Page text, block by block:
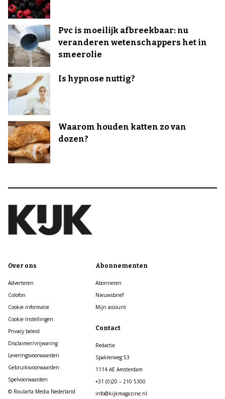
Pvc is moeilijk afbreekbaar: nu
veranderen wetenschappers het in
smeerolie
Is hypnose nuttig?
Waarom houden katten zo van
dozen?
Over ons
Adverteren
Colofon
Cookie informatie
Cookie Instellingen
Privacy beleid
Disclaimer/vrijwaring
Leveringsvoorwaarden
Gebruiksvoorwaarden
Spelvoorwaarden
© Roularta Media Nederland
Abonnementen
Abonneren
Nieuwsbrief
Mijn account
Contact
Redactie
Spaklerweg 53
1114 AE Amsterdam
+31 (0)20 – 210 5300
info@kijkmagazine.nl